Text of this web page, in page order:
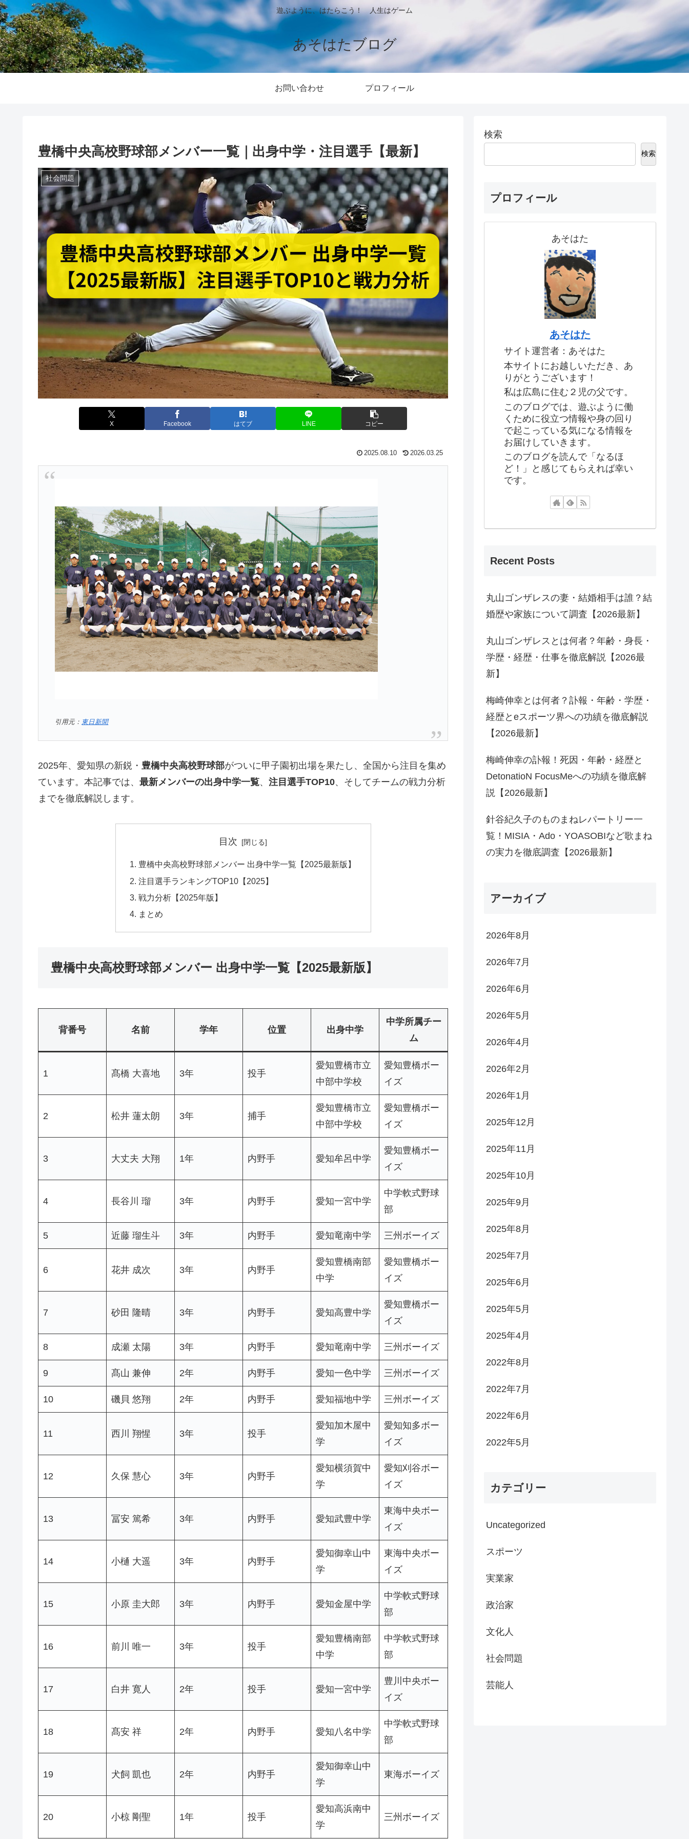
遊ぶように、はたらこう！ 人生はゲーム
あそはたブログ
お問い合わせ プロフィール
豊橋中央高校野球部メンバー一覧｜出身中学・注目選手【最新】
社会問題
X Facebook はてブ LINE コピー
2025.08.10 2026.03.25
引用元： 東日新聞
2025年、愛知県の新鋭・ 豊橋中央高校野球部がついに甲子園初出場を果たし、全国から注目を集め
ています。本記事では、 最新メンバーの出身中学一覧、 注目選手TOP10、そしてチームの戦力分析
までを徹底解説します。
目次
豊橋中央高校野球部メンバー 出身中学一覧【2025最新版】
注目選手ランキングTOP10【2025】
戦力分析【2025年版】
まとめ
豊橋中央高校野球部メンバー 出身中学一覧【2025最新版】
背番号 名前 学年 位置 出身中学
中学所属チー
ム
1 髙橋 大喜地 3年 投手
愛知豊橋市立
中部中学校
愛知豊橋ボー
イズ
2 松井 蓮太朗 3年 捕手
愛知豊橋市立
中部中学校
愛知豊橋ボー
イズ
3 大丈夫 大翔 1年 内野手 愛知牟呂中学
愛知豊橋ボー
イズ
4 長谷川 瑠 3年 内野手 愛知一宮中学
中学軟式野球
部
5 近藤 瑠生斗 3年 内野手 愛知竜南中学 三州ボーイズ
6 花井 成次 3年 内野手
愛知豊橋南部
中学
愛知豊橋ボー
イズ
7 砂田 隆晴 3年 内野手 愛知高豊中学
愛知豊橋ボー
イズ
8 成瀬 太陽 3年 内野手 愛知竜南中学 三州ボーイズ
9 髙山 兼伸 2年 内野手 愛知一色中学 三州ボーイズ
10 磯貝 悠翔 2年 内野手 愛知福地中学 三州ボーイズ
11 西川 翔惺 3年 投手
愛知加木屋中
学
愛知知多ボー
イズ
12 久保 慧心 3年 内野手
愛知横須賀中
学
愛知刈谷ボー
イズ
13 冨安 篤希 3年 内野手 愛知武豊中学
東海中央ボー
イズ
14 小樋 大遥 3年 内野手
愛知御幸山中
学
東海中央ボー
イズ
15 小原 圭大郎 3年 内野手 愛知金屋中学
中学軟式野球
部
16 前川 唯一 3年 投手
愛知豊橋南部
中学
中学軟式野球
部
17 白井 寛人 2年 投手 愛知一宮中学
豊川中央ボー
イズ
18 髙安 祥 2年 内野手 愛知八名中学
中学軟式野球
部
19 犬飼 凱也 2年 内野手
愛知御幸山中
学
東海ボーイズ
20 小椋 剛聖 1年 投手
愛知高浜南中
学
三州ボーイズ
検索
検索
プロフィール
あそはた
あそはた
サイト運営者：あそはた
本サイトにお越しいただき、あ
りがとうございます！
私は広島に住む２児の父です。
このブログでは、遊ぶように働
くために役立つ情報や身の回り
で起こっている気になる情報を
お届けしていきます。
このブログを読んで「なるほ
ど！」と感じてもらえれば幸い
です。
Recent Posts
丸山ゴンザレスの妻・結婚相手は誰？結
婚歴や家族について調査【2026最新】
丸山ゴンザレスとは何者？年齢・身長・
学歴・経歴・仕事を徹底解説【2026最
新】
梅崎伸幸とは何者？訃報・年齢・学歴・
経歴とeスポーツ界への功績を徹底解説
【2026最新】
梅崎伸幸の訃報！死因・年齢・経歴と
DetonatioN FocusMeへの功績を徹底解
説【2026最新】
針谷紀久子のものまねレパートリー一
覧！MISIA・Ado・YOASOBIなど歌まね
の実力を徹底調査【2026最新】
アーカイブ
2026年8月
2026年7月
2026年6月
2026年5月
2026年4月
2026年2月
2026年1月
2025年12月
2025年11月
2025年10月
2025年9月
2025年8月
2025年7月
2025年6月
2025年5月
2025年4月
2022年8月
2022年7月
2022年6月
2022年5月
カテゴリー
Uncategorized
スポーツ
実業家
政治家
文化人
社会問題
芸能人